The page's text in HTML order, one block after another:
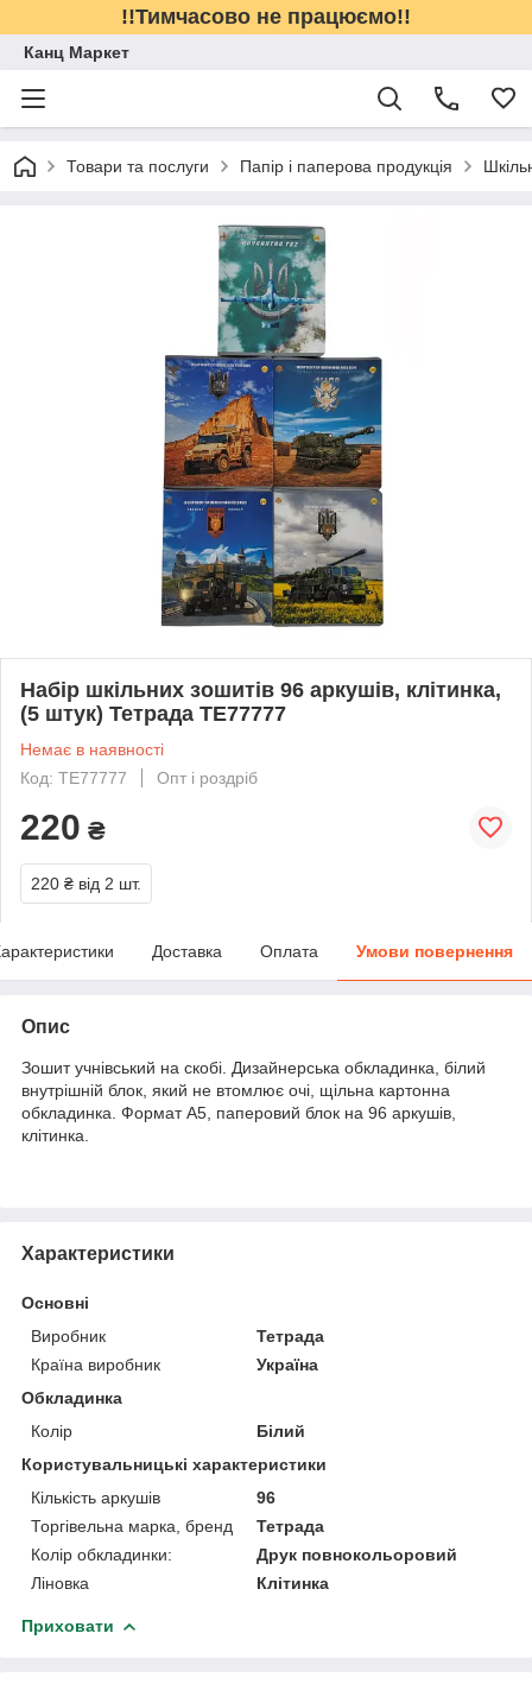
!!Тимчасово не працюємо!!
Канц Маркет
Товари та послуги Папір і паперова продукція
Набір шкільних зошитів 96 аркушів, клітинка,
(5 штук) Тетрада ТЕ77777
Немає в наявності
Код: ТЕ77777
Опт і роздріб
220 ₴
220 ₴ від 2 шт.
Доставка Оплата Умови повернення
Опис
Зошит учнівський на скобі. Дизайнерська обкладинка, білий
внутрішній блок, який не втомлює очі, щільна картонна
обкладинка. Формат А5, паперовий блок на 96 аркушів,
клітинка.
Характеристики
Основні
Виробник
Тетрада
Країна виробник
Україна
Обкладинка
Колір
Білий
Користувальницькі характеристики
Кількість аркушів
96
Торгівельна марка, бренд
Тетрада
Колір обкладинки:
Друк повнокольоровий
Ліновка
Клітинка
Приховати